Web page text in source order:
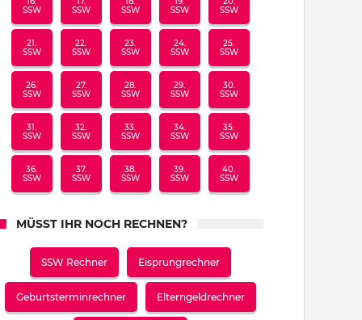
SSW
SSW
SSW
SSW
SSW
21.
SSW
22.
SSW
23.
SSW
24.
SSW
25.
SSW
26.
SSW
27.
SSW
28.
SSW
29.
SSW
30.
SSW
31.
SSW
32.
SSW
33.
SSW
34.
SSW
35.
SSW
36.
SSW
37.
SSW
38.
SSW
39.
SSW
40.
SSW
MÜSST IHR NOCH RECHNEN?
SSW Rechner Eisprungrechner
Geburtsterminrechner Elterngeldrechner